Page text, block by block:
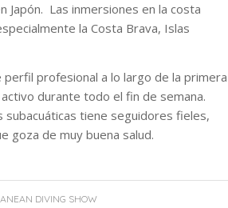
Japón. Las inmersiones en la costa
la Costa Brava, Islas
profesional a lo largo de la primera
durante todo el fin de semana.
tiene seguidores fieles,
goza de muy buena salud.
DIVING SHOW